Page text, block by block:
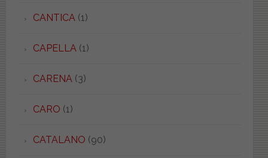
CANTICA(1)
CAPELLA(1)
CARENA(3)
CARO (1)
CATALANO (90)